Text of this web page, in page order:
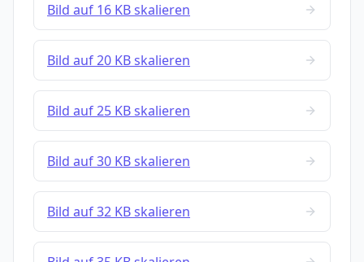
Bild auf 16 KB skalieren
Bild auf 20 KB skalieren
Bild auf 25 KB skalieren
Bild auf 30 KB skalieren
Bild auf 32 KB skalieren